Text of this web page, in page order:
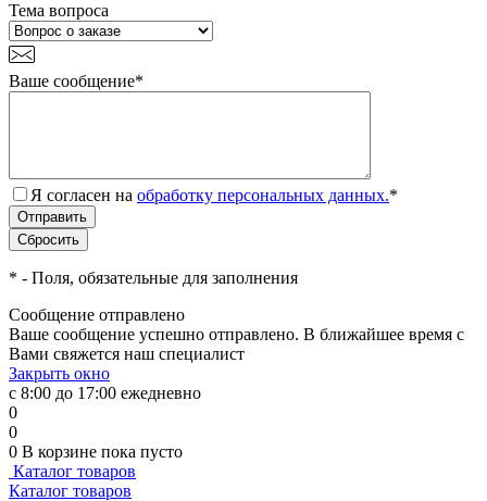
Тема вопроса
Ваше сообщение*
Я согласен на обработку персональных данных.*
* - Поля, обязательные для заполнения
Сообщение отправлено
Ваше сообщение успешно отправлено. В ближайшее время с
Вами свяжется наш специалист
Закрыть окно
с 8:00 до 17:00 ежедневно
0
0
0 В корзине пока пусто
Каталог товаров
Каталог товаров